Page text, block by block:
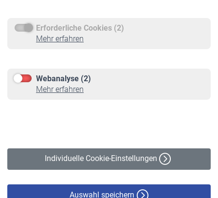
Erforderliche Cookies (2)
Mehr erfahren
Webanalyse (2)
Mehr erfahren
Individuelle Cookie-Einstellungen
Auswahl speichern
Service
Informationen
Online-Rechner
VBLnewsletter
Erklärung zur Barrierefreiheit